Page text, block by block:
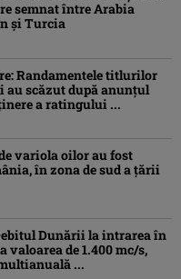
semnat între Arabia
și Turcia
Randamentele titlurilor
au scăzut după anunțul
a ratingului ...
variola oilor au fost
în zona de sud a țării
Dunării la intrarea în
valoarea de 1.400 mc/s,
...